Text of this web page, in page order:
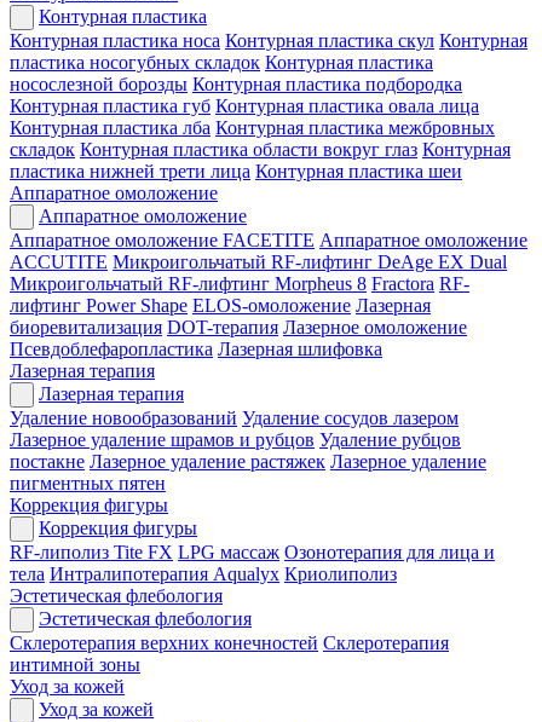
Контурная пластика
Контурная пластика носа Контурная пластика скул Контурная
пластика носогубных складок Контурная пластика
носослезной борозды Контурная пластика подбородка
Контурная пластика губ Контурная пластика овала лица
Контурная пластика лба Контурная пластика межбровных
складок Контурная пластика области вокруг глаз Контурная
пластика нижней трети лица Контурная пластика шеи
Аппаратное омоложение
Аппаратное омоложение
Аппаратное омоложение FACETITE Аппаратное омоложение
ACCUTITE Микроигольчатый RF-лифтинг DeAge EX Dual
Микроигольчатый RF-лифтинг Morpheus 8 Fractora RF-
лифтинг Power Shape ELOS-омоложение Лазерная
биоревитализация DOT-терапия Лазерное омоложение
Псевдоблефаропластика Лазерная шлифовка
Лазерная терапия
Лазерная терапия
Удаление новообразований Удаление сосудов лазером
Лазерное удаление шрамов и рубцов Удаление рубцов
постакне Лазерное удаление растяжек Лазерное удаление
пигментных пятен
Коррекция фигуры
Коррекция фигуры
RF-липолиз Tite FX LPG массаж Озонотерапия для лица и
тела Интралипотерапия Aqualyx Криолиполиз
Эстетическая флебология
Эстетическая флебология
Склеротерапия верхних конечностей Склеротерапия
интимной зоны
Уход за кожей
Уход за кожей